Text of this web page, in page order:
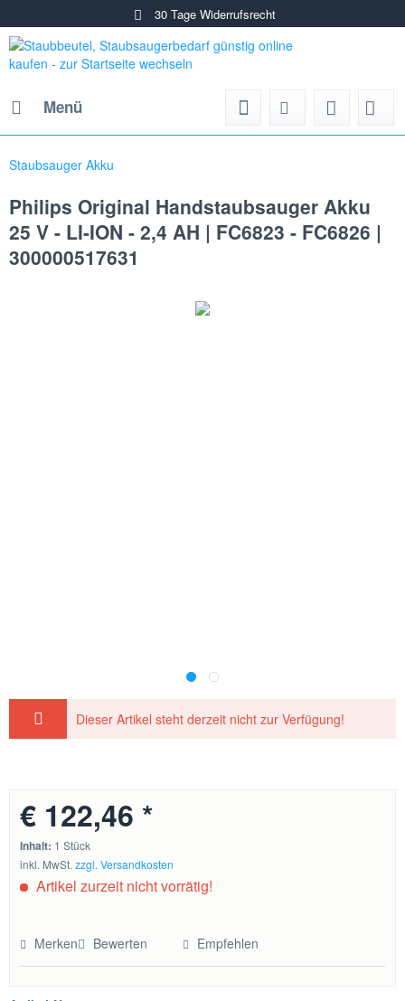
30 Tage Widerrufsrecht
Menü
Staubsauger Akku
Philips Original Handstaubsauger Akku
25 V - LI-ION - 2,4 AH | FC6823 - FC6826 |
300000517631
Dieser Artikel steht derzeit nicht zur Verfügung!
€ 122,46 *
Inhalt: 1 Stück
inkl. MwSt.zzgl. Versandkosten
Artikel zurzeit nicht vorrätig!
Merken Bewerten Empfehlen